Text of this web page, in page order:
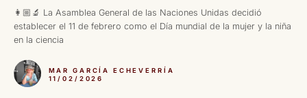
👩🏼‍🔬 La Asamblea General de las Naciones Unidas decidió
establecer el 11 de febrero como el Día mundial de la mujer y la niña
en la ciencia
MAR GARCÍA ECHEVERRÍA
11/02/2026